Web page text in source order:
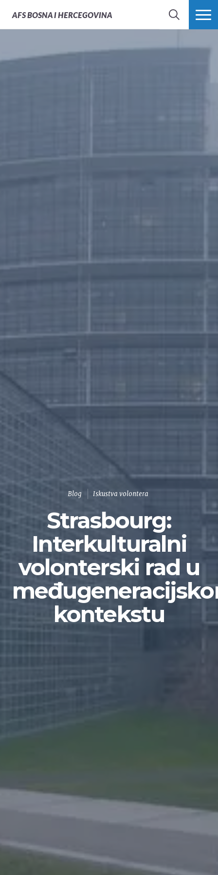
AFSBOSNA I HERCEGOVINA
PRETRAŽI PROŠIRI
Blog Iskustva volontera
Strasbourg:
Interkulturalni
volonterski rad u
kontekstu